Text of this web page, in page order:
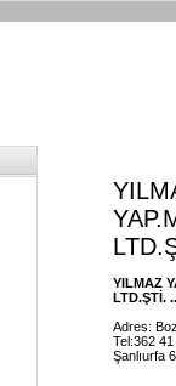
YILMAZ
LTD.ŞTİ.
Adres:
Tel:362 41
Şanlıurfa